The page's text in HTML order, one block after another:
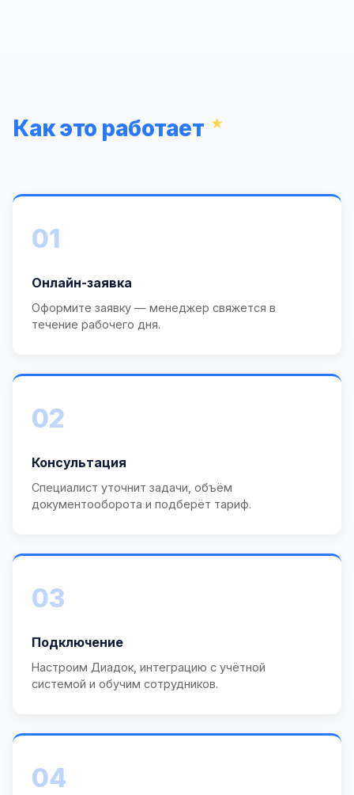
Как это работает
01
Онлайн-заявка
Оформите заявку — менеджер свяжется в
течение рабочего дня.
02
Консультация
Специалист уточнит задачи, объём
документооборота и подберёт тариф.
03
Подключение
Настроим Диадок, интеграцию с учётной
системой и обучим сотрудников.
04